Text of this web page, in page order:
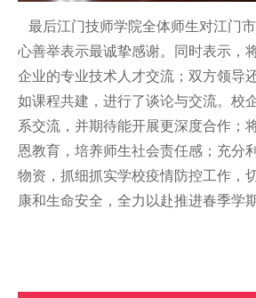
最后江门技师学院全体师生对江门
心善举表示最诚挚感谢。同时表示，
企业的专业技术人才交流；双方领导
如课程共建，进行了谈论与交流。校
系交流，并期待能开展更深度合作；
恩教育，培养师生社会责任感；充分
物资，抓细抓实学校疫情防控工作，
康和生命安全，全力以赴推进春季学